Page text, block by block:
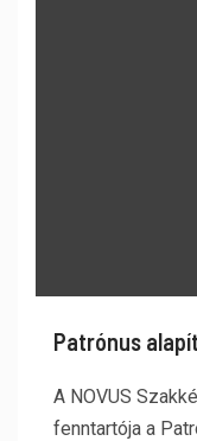
Patrónus
A NOVUS
fenntartója a